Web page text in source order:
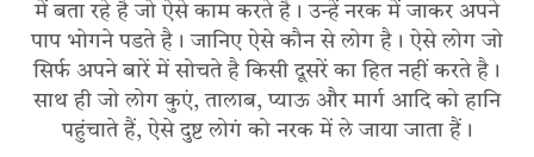
में बता रहे है जो ऐसे काम करते है। उन्हें नरक में जाकर अपने
पाप भोगने पडते है। जानिए ऐसे कौन से लोग है। ऐसे लोग जो
सिर्फ अपने बारें में सोचते है किसी दूसरें का हित नहीं करते है।
साथ ही जो लोग कुएं, तालाब, प्याऊ और मार्ग आदि को हानि
पहुंचाते हैं, ऐसे दुष्ट लोगं को नरक में ले जाया जाता हैं।